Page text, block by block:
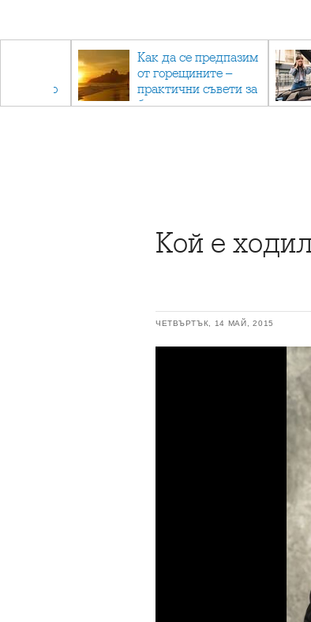
отново
Как да се предпазим
от горещините –
практични съвети за
безопасно лято
Кой е
ЧЕТВЪРТЪК, 14 МАЙ, 2015